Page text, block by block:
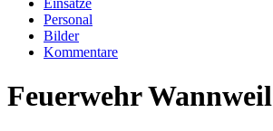
Personal
Bilder
Kommentare
Feuerwehr Wannweil